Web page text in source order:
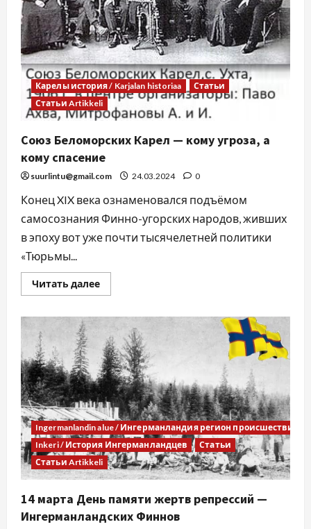
Карелы история / Karjalan historiaa
Статьи
Статьи Artikkeli
Союз Беломорских Карел — кому угроза, а
кому спасение
suurlintu@gmail.com 24.03.2024 0
Конец XIX века ознаменовался подъёмом
самосознания Финно-угорских народов, живших
в эпоху вот уже почти тысячелетней политики
«Тюрьмы...
Читать далее
Ingermanlandin alue / Ингерманландия регион происшествия
Inkeri / История Ингерманландцев
Статьи
Статьи Artikkeli
14 марта День памяти жертв репрессий —
Ингерманландских Финнов